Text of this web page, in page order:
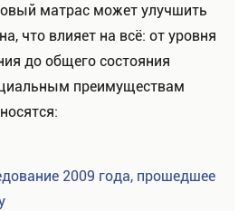
матрас может улучшить
что влияет на всё: от уровня
до общего состояния
преимуществам
2009 года, прошедшее